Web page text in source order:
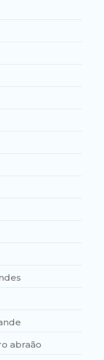
abraão